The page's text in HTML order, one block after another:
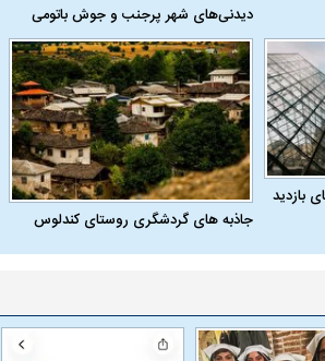
دیدنی‌های شهر پرجنب و جوش باتومی
بازدید
جاذبه های گردشگری روستای کندلوس